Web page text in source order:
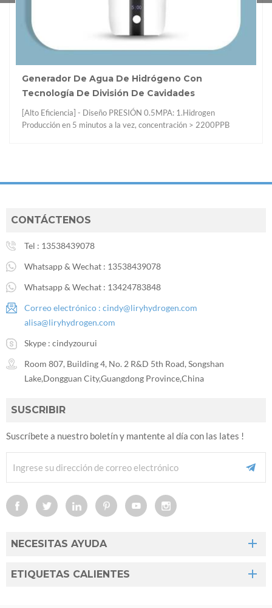
De Hidrógeno Con
De Cavidades
PRESIÓN 0.5MPA: 1.Hidrogen
a la vez, concentración > 2200PPB
de presión 4.Usando Bekaert
Cuidado De La
Botella De Agua
El beneficio para beber
Las botellas de agua
CONTÁCTENOS
Tel : 13538439078
Whatsapp & Wechat : 13538439078
Whatsapp & Wechat : 13424783848
Correo electrónico : cindy@liryhydrogen.com
alisa@liryhydrogen.com
Skype : cindyzourui
Room 807, Building 4, No. 2 R&D 5th Road, Songshan
Lake,Dongguan City,Guangdong Province,China
SUSCRIBIR
Suscríbete a nuestro boletín y mantente al día con las lates !
NECESITAS AYUDA
ETIQUETAS CALIENTES